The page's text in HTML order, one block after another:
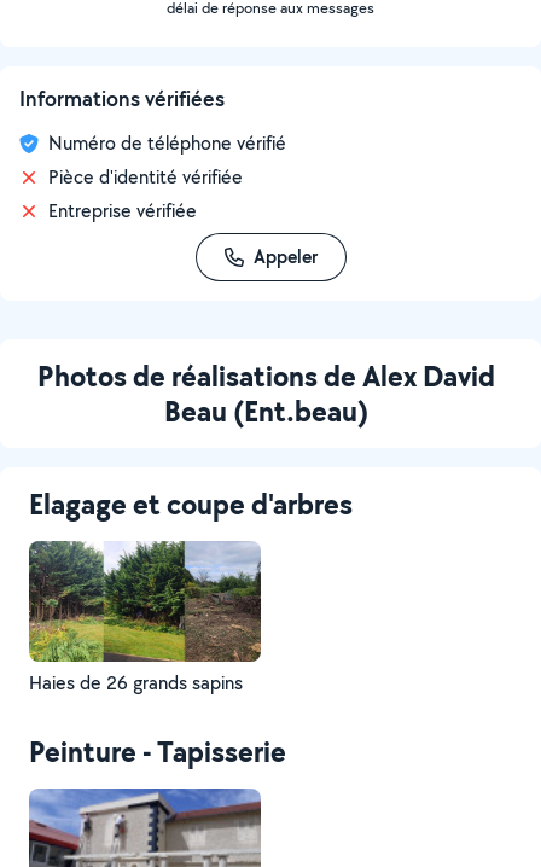
délai de réponse aux messages
Informations vérifiées
Numéro de téléphone vérifié
Pièce d'identité vérifiée
Entreprise vérifiée
Appeler
Photos de réalisations de Alex David
Beau (Ent.beau)
Elagage et coupe d'arbres
Haies de 26 grands sapins
Peinture - Tapisserie